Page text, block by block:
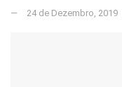
24 de Dezembro, 2019